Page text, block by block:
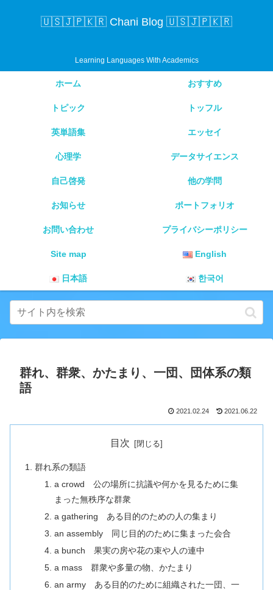
🇺🇸🇯🇵🇰🇷 Chani Blog 🇺🇸🇯🇵🇰🇷
Learning Languages With Academics
ホーム おすすめ
トピック トッフル
英単語集 エッセイ
心理学 データサイエンス
自己啓発 他の学問
お知らせ ポートフォリオ
お問い合わせ プライバシーポリシー
Site map English
日本語 한국어
群れ、群衆、かたまり、一団、団体系の類
語
2021.02.24 2021.06.22
目次
群れ系の類語
a crowd 公の場所に抗議や何かを見るために集
まった無秩序な群衆
a gathering ある目的のための人の集まり
an assembly 同じ目的のために集まった会合
a bunch 果実の房や花の束や人の連中
a mass 群衆や多量の物、かたまり
an army ある目的のために組織された一団、一